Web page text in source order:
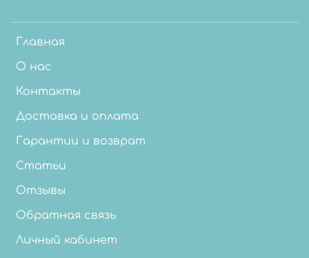
Главная
О нас
Контакты
Доставка и оплата
Гарантии и возврат
Статьи
Отзывы
Обратная связь
Личный кабинет